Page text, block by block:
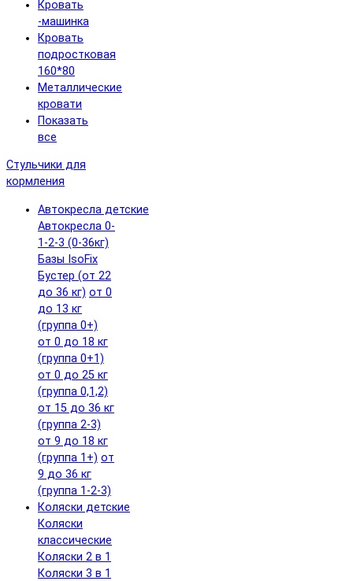
Кровать
-машинка
Кровать
подростковая
160*80
Металлические
кровати
Показать
все
Стульчики для
кормления
Автокресла детские
Автокресла 0-
1-2-3 (0-36кг)
Базы IsoFix
Бустер (от 22
до 36 кг) от 0
до 13 кг
(группа 0+)
от 0 до 18 кг
(группа 0+1)
от 0 до 25 кг
(группа 0,1,2)
от 15 до 36 кг
(группа 2-3)
от 9 до 18 кг
(группа 1+) от
9 до 36 кг
(группа 1-2-3)
Коляски детские
Коляски
классические
Коляски 2 в 1
Коляски 3 в 1